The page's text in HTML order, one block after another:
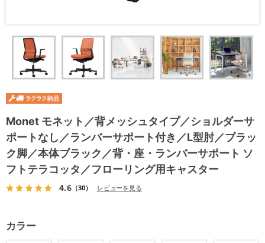
Monet モネット／背メッシュタイプ／ショルダーサ
ポートなし／ランバーサポート付き／L型肘／ブラッ
ク脚／本体ブラック／背・座・ランバーサポート ソ
フトテラコッタ／フローリング用キャスター
4.6（30） レビューを見る
カラー